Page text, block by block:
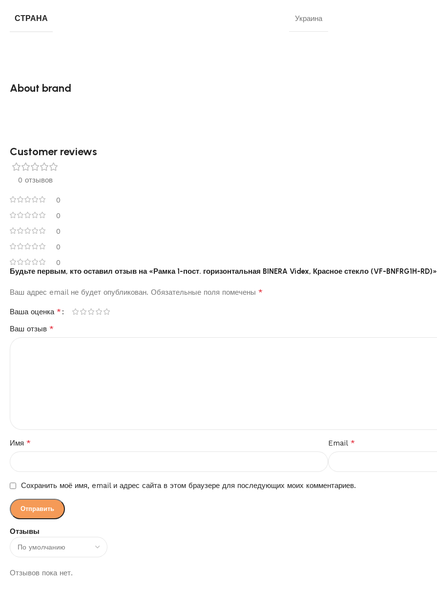
СТРАНА Украина
About brand
Customer reviews​
0 отзывов
0
0
0
0
0
Отзывы
Отзывов пока нет.
Будьте первым, кто оставил отзыв на «Рамка 1-пост. горизонтальная BINERA Videx, Красное стекло (VF-BNFRG1H-RD)»
Ваш адрес email не будет опубликован. Обязательные поля помечены *
Ваша оценка *
Ваш отзыв *
Имя * Email *
Сохранить моё имя, email и адрес сайта в этом браузере для последующих моих комментариев.